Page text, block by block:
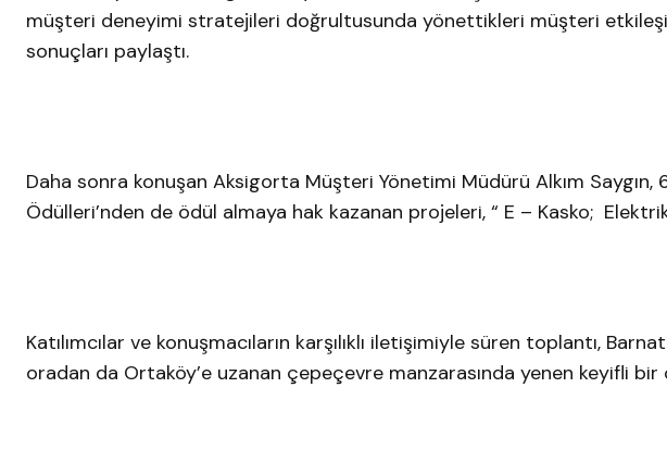
müşteri deneyimi stratejileri doğrultusunda yönettikleri müşteri
sonuçları paylaştı.
Daha sonra konuşan Aksigorta Müşteri Yönetimi Müdürü Alkım Saygın,
Ödülleri’nden de ödül almaya hak kazanan projeleri, “ E – Kasko;
Katılımcılar ve konuşmacıların karşılıklı iletişimiyle süren toplantı,
oradan da Ortaköy’e uzanan çepeçevre manzarasında yenen keyifli